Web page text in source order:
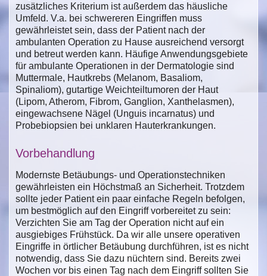
zusätzliches Kriterium ist außerdem das häusliche
Umfeld. V.a. bei schwereren Eingriffen muss
gewährleistet sein, dass der Patient nach der
ambulanten Operation zu Hause ausreichend versorgt
und betreut werden kann. Häufige Anwendungsgebiete
für ambulante Operationen in der Dermatologie sind
Muttermale, Hautkrebs (Melanom, Basaliom,
Spinaliom), gutartige Weichteiltumoren der Haut
(Lipom, Atherom, Fibrom, Ganglion, Xanthelasmen),
eingewachsene Nägel (Unguis incarnatus) und
Probebiopsien bei unklaren Hauterkrankungen.
Vorbehandlung
Modernste Betäubungs- und Operationstechniken
gewährleisten ein Höchstmaß an Sicherheit. Trotzdem
sollte jeder Patient ein paar einfache Regeln befolgen,
um bestmöglich auf den Eingriff vorbereitet zu sein:
Verzichten Sie am Tag der Operation nicht auf ein
ausgiebiges Frühstück. Da wir alle unsere operativen
Eingriffe in örtlicher Betäubung durchführen, ist es nicht
notwendig, dass Sie dazu nüchtern sind. Bereits zwei
Wochen vor bis einen Tag nach dem Eingriff sollten Sie